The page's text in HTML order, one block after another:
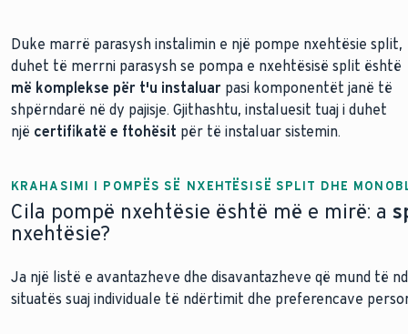
Duke marrë parasysh instalimin e një pompe nxehtësie split,
duhet të merrni parasysh se pompa e nxehtësisë split është
më komplekse për t'u instaluar pasi komponentët janë të
shpërndarë në dy pajisje. Gjithashtu, instaluesit tuaj i duhet
një certifikatë e ftohësit për të instaluar sistemin.
KRAHASIMI I POMPËS SË NXEHTËSISË SPLIT DHE
Cila pompë nxehtësie është më e mirë: a
nxehtësie?
Ja një listë e avantazheve dhe disavantazheve që mund të
situatës suaj individuale të ndërtimit dhe preferencave